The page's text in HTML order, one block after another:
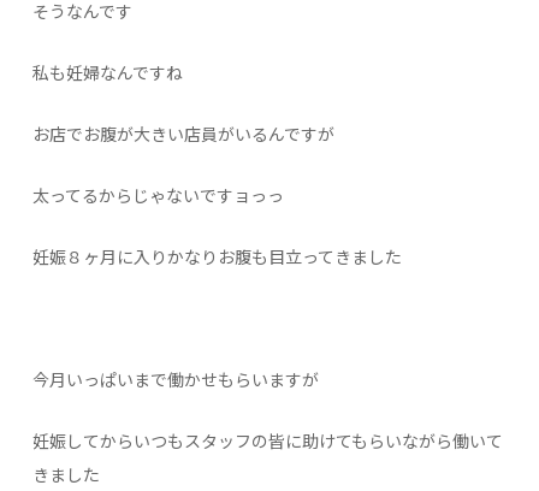
そうなんです
私も妊婦なんですね
お店でお腹が大きい店員がいるんですが
太ってるからじゃないですョっっ
妊娠８ヶ月に入りかなりお腹も目立ってきました
今月いっぱいまで働かせもらいますが
妊娠してからいつもスタッフの皆に助けてもらいながら働いて
きました